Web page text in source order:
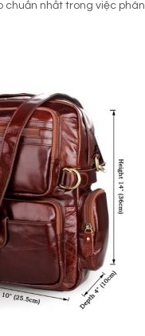
nhất trong việc